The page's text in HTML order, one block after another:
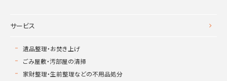
サービス
遺品整理・お焚き上げ
ごみ屋敷・汚部屋の清掃
家財整理・生前整理などの不用品処分